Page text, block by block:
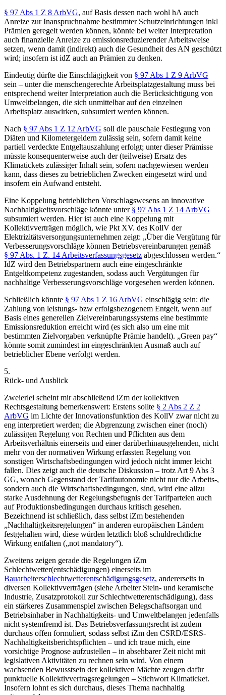
§ 97 Abs 1 Z 8 ArbVG, auf Basis dessen nach wohl hA auch
Anreize zur Inanspruchnahme bestimmter Schutzeinrichtungen inkl
Prämien geregelt werden können, könnte bei weiter Interpretation
auch finanzielle Anreize zu emissionsreduzierender Arbeitsweise
setzen, wenn damit (indirekt) auch die Gesundheit des AN geschützt
wird; insofern ist idZ auch an Prämien zu denken.
Eindeutig dürfte die Einschlägigkeit von § 97 Abs 1 Z 9 ArbVG
sein – unter die menschengerechte Arbeitsplatzgestaltung muss bei
entsprechend weiter Interpretation auch die Berücksichtigung von
Umweltbelangen, die sich unmittelbar auf den einzelnen
Arbeitsplatz auswirken, subsumiert werden können.
Nach § 97 Abs 1 Z 12 ArbVG soll die pauschale Festlegung von
Diäten und Kilometergeldern zulässig sein, sofern damit keine
partiell verdeckte Entgeltauszahlung erfolgt; unter dieser Prämisse
müsste konsequenterweise auch der (teilweise) Ersatz des
Klimatickets zulässiger Inhalt sein, sofern nachgewiesen werden
kann, dass dieses zu betrieblichen Zwecken eingesetzt wird und
insofern ein Aufwand entsteht.
Eine Koppelung betrieblichen Vorschlagswesens an innovative
Nachhaltigkeitsvorschläge könnte unter § 97 Abs 1 Z 14 ArbVG
subsumiert werden. Hier ist auch eine Koppelung mit
Kollektivverträgen möglich, wie Pkt XV. des KollV der
Elektrizitätsversorgungsunternehmen zeigt: „Über die Vergütung für
Verbesserungsvorschläge können Betriebsvereinbarungen gemäß
§ 97 Abs. 1 Z. 14 Arbeitsverfassungsgesetz abgeschlossen werden.“
IdZ wird den Betriebspartnern auch eine eingeschränkte
Entgeltkompetenz zugestanden, sodass auch Vergütungen für
nachhaltige Verbesserungsvorschläge vorgesehen werden können.
Schließlich könnte § 97 Abs 1 Z 16 ArbVG einschlägig sein: die
Zahlung von leistungs- bzw erfolgsbezogenem Entgelt, wenn auf
Basis eines generellen Zielvereinbarungssystems eine bestimmte
Emissionsreduktion erreicht wird (es sich also um eine mit
bestimmten Zielvorgaben verknüpfte Prämie handelt). „Green pay“
könnte somit zumindest im eingeschränkten Ausmaß auch auf
betrieblicher Ebene verfolgt werden.
5.
Rück- und Ausblick
Zweierlei scheint mir abschließend iZm der kollektiven
Rechtsgestaltung bemerkenswert: Erstens sollte § 2 Abs 2 Z 2
ArbVG im Lichte der Innovationsfunktion des KollV zwar nicht zu
eng interpretiert werden; die Abgrenzung zwischen einer (noch)
zulässigen Regelung von Rechten und Pflichten aus dem
Arbeitsverhältnis einerseits und einer darüberhinausgehenden, nicht
mehr von der normativen Wirkung erfassten Regelung von
sonstigen Wirtschaftsbedingungen wird jedoch nicht immer leicht
fallen. Dies zeigt auch die deutsche Diskussion – trotz Art 9 Abs 3
GG, wonach Gegenstand der Tarifautonomie nicht nur die Arbeits-,
sondern auch die Wirtschaftsbedingungen, sind, wird eine allzu
starke Ausdehnung der Regelungsbefugnis der Tarifparteien auch
auf Produktionsbedingungen durchaus kritisch gesehen.
Bezeichnend ist schließlich, dass selbst iZm bestehenden
„Nachhaltigkeitsregelungen“ in anderen europäischen Ländern
festgehalten wird, diese würden letztlich bloß schuldrechtliche
Wirkung entfalten („not mandatory“).
Zweitens zeigen gerade die Regelungen iZm
Schlechtwetter(entschädigungen) einerseits im
Bauarbeiterschlechtwetterentschädigungsgesetz, andererseits in
diversen Kollektivverträgen (siehe Arbeiter Stein- und keramische
Industrie, Zusatzprotokoll zur Schlechtwetterentschädigung), dass
ein stärkeres Zusammenspiel zwischen Belegschaftsorgan und
Betriebsinhaber in Nachhaltigkeits- und Umweltbelangen jedenfalls
nicht systemfremd ist. Das Betriebsverfassungsrecht ist zudem
durchaus offen formuliert, sodass selbst iZm den CSRD/ESRS-
Nachhaltigkeitsberichtspflichten – und ich traue mich, eine
vorsichtige Prognose aufzustellen – in absehbarer Zeit nicht mit
legislativen Aktivitäten zu rechnen sein wird. Von einem
wachsenden Bewusstsein der kollektiven Mächte zeugen dafür
punktuelle Kollektivvertragsregelungen – Stichwort Klimaticket.
Insofern lohnt es sich durchaus, dieses Thema nachhaltig